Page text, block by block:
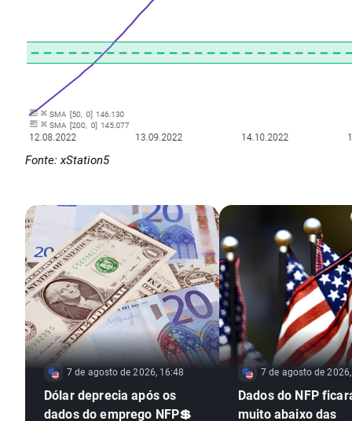
Fonte: xStation5
7 de agosto de 2026, 16:48
Dólar deprecia após os
dados do emprego NFP💲
7 de agosto de
Dados do NFP
muito abaixo das